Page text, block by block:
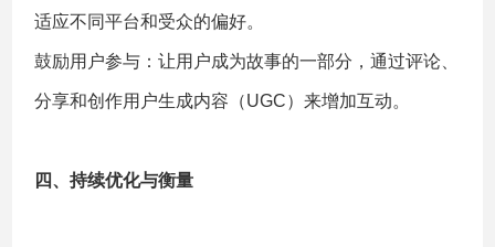
适应不同平台和受众的偏好。
鼓励用户参与：让用户成为故事的一部分，通过评论、
分享和创作用户生成内容（UGC）来增加互动。
四、持续优化与衡量